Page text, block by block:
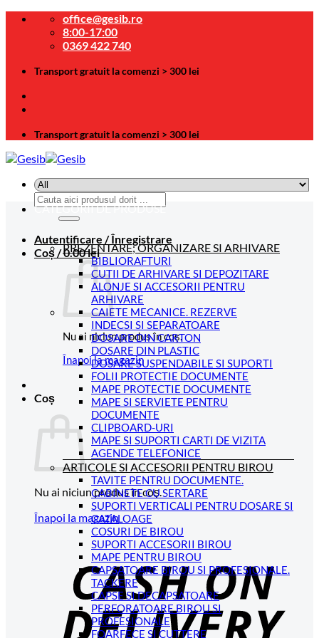
Skip
office@gesib.ro
8:00-17:00
0369 422 740
Transport gratuit la comenzi > 300 lei
Transport gratuit la comenzi > 300 lei
Caută
după:
Autentificare / Înregistrare
Coș /0.00lei
Nu ai niciun produs în coș.
Înapoi la magazin
Coș
Nu ai niciun produs în coș.
Înapoi la magazin
CATEGORII DE PRODUSE
PREZENTARE; ORGANIZARE SI ARHIVARE
BIBLIORAFTURI
CUTII DE ARHIVARE SI DEPOZITARE
ALONJE SI ACCESORII PENTRU
ARHIVARE
CAIETE MECANICE. REZERVE
INDECSI SI SEPARATOARE
DOSARE DIN CARTON
DOSARE DIN PLASTIC
DOSARE SUSPENDABILE SI SUPORTI
FOLII PROTECTIE DOCUMENTE
MAPE PROTECTIE DOCUMENTE
MAPE SI SERVIETE PENTRU
DOCUMENTE
CLIPBOARD-URI
MAPE SI SUPORTI CARTI DE VIZITA
AGENDE TELEFONICE
ARTICOLE SI ACCESORII PENTRU BIROU
TAVITE PENTRU DOCUMENTE.
CABINETE CU SERTARE
SUPORTI VERTICALI PENTRU DOSARE SI
CATALOAGE
COSURI DE BIROU
SUPORTI ACCESORII BIROU
MAPE PENTRU BIROU
CAPSATOARE BIROU SI PROFESIONALE.
TACKERE
CAPSE SI DECAPSATOARE
PERFORATOARE BIROU SI
PROFESIONALE
FOARFECE SI CUTTERE